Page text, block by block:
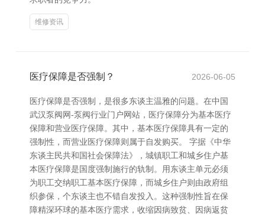
维修资讯
医疗保障是否强制？ 2026-06-05
医疗保障是否强制，是很多东谈主温雅的问题。在中国
武汉泵阀网-泵阀行业门户网站，医疗保障分为基本医疗
保障和营业医疗保障。其中，基本医疗保障具有一定的
强制性，而营业医疗保障则属于自发购买。 字据《中华
东谈主民共和国社会保障法》，城镇职工和城乡住户基
本医疗保障是国度强制施行的轨制。用东谈主单元必须
为职工交纳职工基本医疗保障，而城乡住户则由政府组
织参保，个东谈主也不错自发投入。这种强制性旨在保
障精深环球的基本医疗需求，收缩因病致贫、因病返贫